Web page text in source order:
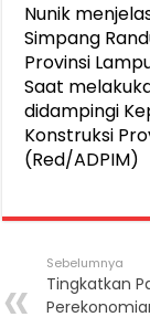
Nunik
Simpang
Provinsi
Saat
didampingi
Konstruksi
(Red/ADPIM)
Sebelumnya
Tingkatkan